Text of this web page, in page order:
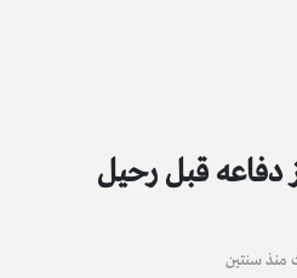
دفاعه قبل رحيل
منذ سنتين